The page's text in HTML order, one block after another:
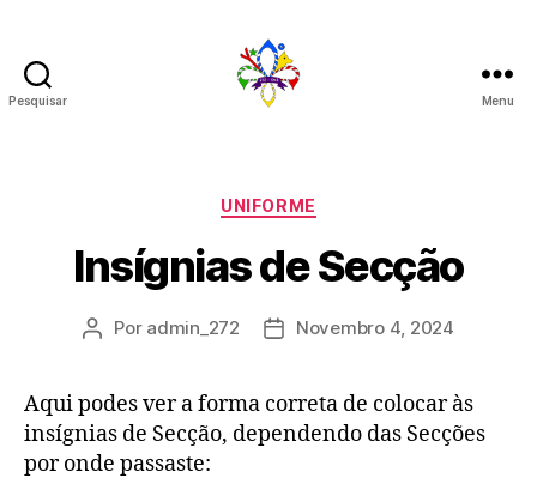
Pesquisar Menu
Categorias
UNIFORME
Insígnias de Secção
Autor
Por admin_272
DataNovembro 4, 2024
Aqui podes ver a forma correta de colocar às
insígnias de Secção, dependendo das Secções
por onde passaste: